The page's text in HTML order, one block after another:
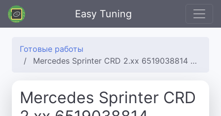
Easy Tuning
Готовые работы
Mercedes Sprinter CRD 2.xx 6519038814 CRD2-651-TMAB5D1 6519028100
Mercedes Sprinter CRD